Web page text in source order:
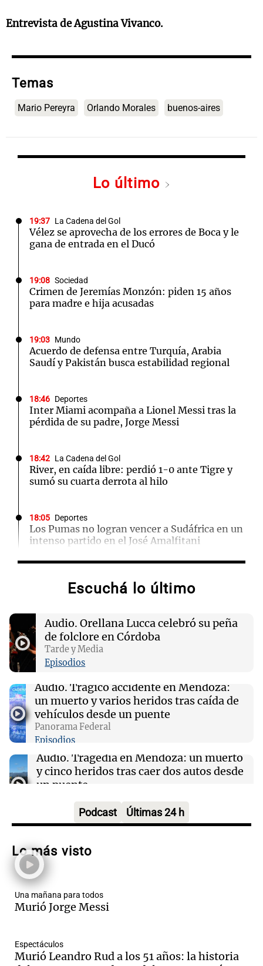
Entrevista de Agustina Vivanco.
Temas
Mario Pereyra Orlando Morales buenos-aires
Lo último
19:37 La Cadena del Gol
Vélez se aprovecha de los errores de Boca y le
gana de entrada en el Ducó
19:08 Sociedad
Crimen de Jeremías Monzón: piden 15 años
para madre e hija acusadas
19:03 Mundo
Acuerdo de defensa entre Turquía, Arabia
Saudí y Pakistán busca estabilidad regional
18:46 Deportes
Inter Miami acompaña a Lionel Messi tras la
pérdida de su padre, Jorge Messi
18:42 La Cadena del Gol
River, en caída libre: perdió 1-0 ante Tigre y
sumó su cuarta derrota al hilo
18:05 Deportes
Los Pumas no logran vencer a Sudáfrica en un
intenso partido en el José Amalfitani
OpenAI adquiere la startup de presentaciones
18:03 Tecnología
Google redefine cómo nombra a los grupos de
hackers y su impacto en la ciberseguridad
Sociedad
Quiniela vespertina: conocé los números
ganadores de hoy sábado 8 de agosto.
Escuchá lo último
Audio. Orellana Lucca celebró su peña
de folclore en Córdoba
Tarde y Media
Episodios
Audio. Trágico accidente en Mendoza:
un muerto y varios heridos tras caída de
vehículos desde un puente
Panorama Federal
Episodios
Audio. Tragedia en Mendoza: un muerto
y cinco heridos tras caer dos autos desde
un puente
Audio.Messi llegará esta noche a
tras la muerte de su papá
Una mañana para todos
Episodios
Audio.Ley de Propiedad Privada: el revés
en el Congreso expuso una debilidad
Episodios
Podcast Últimas 24 h
Lo más visto
Una mañana para todos
Murió Jorge Messi
Espectáculos
Murió Leandro Rud a los 51 años: la historia